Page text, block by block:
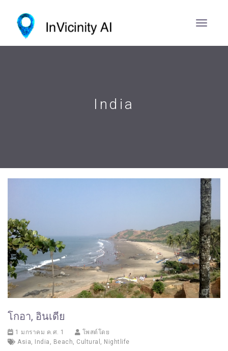
India
โกอา, อินเดีย
1 มกราคม ค.ศ. 1
โพสต์โดย
Asia
India Beach Cultural Nightlife